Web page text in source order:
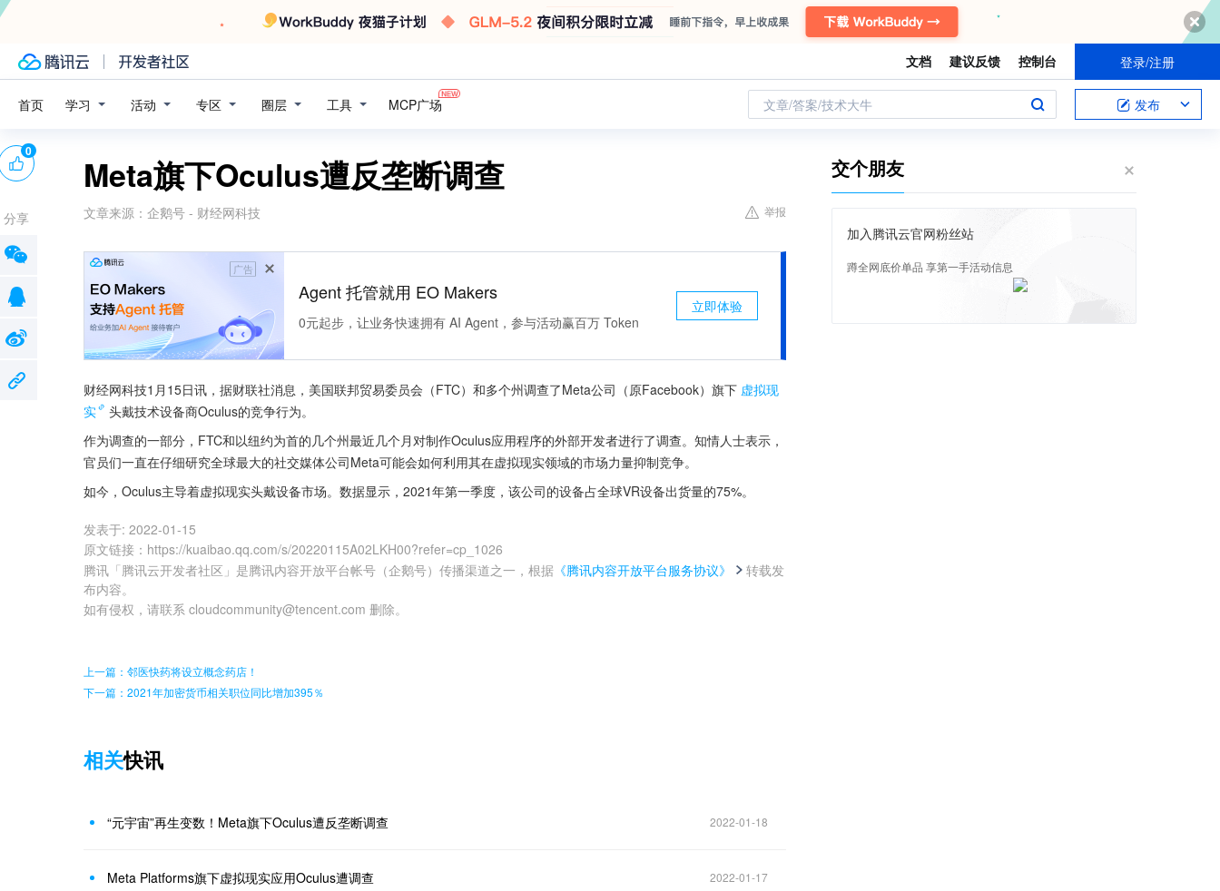
文档 建议反馈 控制台 登录/注册
首页 学习 活动 专区 圈层 工具 MCP广场 文章/答案/技术大牛 发布
Meta旗下Oculus遭反垄断调查
文章来源： 企鹅号 - 财经网科技 举报
广告
Agent 托管就用 EO Makers
0元起步，让业务快速拥有 AI Agent，参与活动赢百万 Token
立即体验
财经网科技1月15日讯，据财联社消息，美国联邦贸易委员会（FTC）和多个州调查了Meta公司（原Facebook）旗下 虚拟现
实
头戴技术设备商Oculus的竞争行为。
作为调查的一部分，FTC和以纽约为首的几个州最近几个月对制作Oculus应用程序的外部开发者进行了调查。知情人士表示，
官员们一直在仔细研究全球最大的社交媒体公司Meta可能会如何利用其在虚拟现实领域的市场力量抑制竞争。
如今，Oculus主导着虚拟现实头戴设备市场。数据显示，2021年第一季度，该公司的设备占全球VR设备出货量的75%。
发表于: 2022-01-15
原文链接 ： https://kuaibao.qq.com/s/20220115A02LKH00?refer=cp_1026
腾讯「腾讯云开发者社区」是腾讯内容开放平台帐号（企鹅号）传播渠道之一，根据 《腾讯内容开放平台服务协议》
转载发
布内容。
如有侵权，请联系 cloudcommunity@tencent.com 删除。
0
分享
上一篇：邻医快药将设立概念药店！
下一篇：2021年加密货币相关职位同比增加395％
相关快讯
“元宇宙”再生变数！Meta旗下Oculus遭反垄断调查 2022-01-18
Meta Platforms旗下虚拟现实应用Oculus遭调查 2022-01-17
交个朋友
加入腾讯云官网粉丝站
蹲全网底价单品 享第一手活动信息